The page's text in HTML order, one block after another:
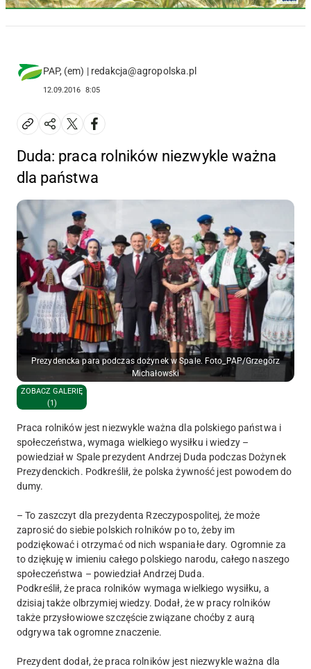
PAP, (em) | redakcja@agropolska.pl
12.09.2016 8:05
Duda: praca rolników niezwykle ważna
dla państwa
Prezydencka para podczas dożynek w Spale. Foto_PAP/Grzegorz
Michałowski
ZOBACZ GALERIĘ
(1)
Praca rolników jest niezwykle ważna dla polskiego państwa i
społeczeństwa, wymaga wielkiego wysiłku i wiedzy –
powiedział w Spale prezydent Andrzej Duda podczas Dożynek
Prezydenckich. Podkreślił, że polska żywność jest powodem do
dumy.
– To zaszczyt dla prezydenta Rzeczypospolitej, że może
zaprosić do siebie polskich rolników po to, żeby im
podziękować i otrzymać od nich wspaniałe dary. Ogromnie za
to dziękuję w imieniu całego polskiego narodu, całego naszego
społeczeństwa – powiedział Andrzej Duda.
Podkreślił, że praca rolników wymaga wielkiego wysiłku, a
dzisiaj także olbrzymiej wiedzy. Dodał, że w pracy rolników
także przysłowiowe szczęście związane choćby z aurą
odgrywa tak ogromne znaczenie.
Prezydent dodał, że praca rolników jest niezwykle ważna dla